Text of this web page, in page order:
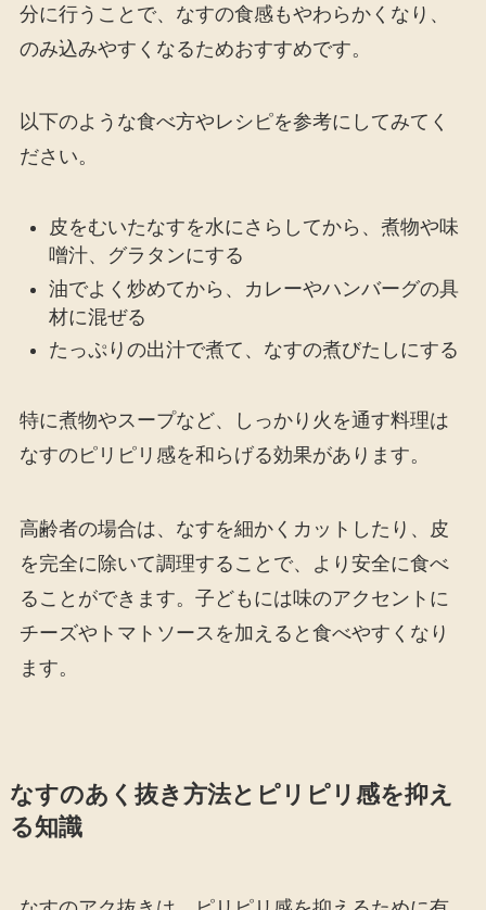
分に行うことで、なすの食感もやわらかくなり、
のみ込みやすくなるためおすすめです。
以下のような食べ方やレシピを参考にしてみてく
ださい。
皮をむいたなすを水にさらしてから、煮物や味
噌汁、グラタンにする
油でよく炒めてから、カレーやハンバーグの具
材に混ぜる
たっぷりの出汁で煮て、なすの煮びたしにする
特に煮物やスープなど、しっかり火を通す料理は
なすのピリピリ感を和らげる効果があります。
高齢者の場合は、なすを細かくカットしたり、皮
を完全に除いて調理することで、より安全に食べ
ることができます。子どもには味のアクセントに
チーズやトマトソースを加えると食べやすくなり
ます。
なすのあく抜き方法とピリピリ感を抑え
る知識